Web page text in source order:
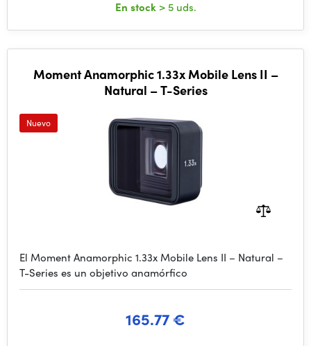
En stock > 5 uds.
Moment Anamorphic 1.33x Mobile Lens II –
Natural – T-Series
Nuevo
El Moment Anamorphic 1.33x Mobile Lens II – Natural –
T-Series es un objetivo anamórfico
165.77 €